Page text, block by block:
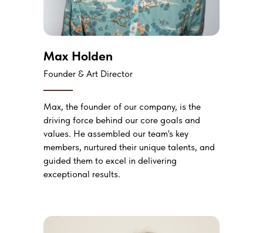
Max Holden
Founder & Art Director
Max, the founder of our company, is the
driving force behind our core goals and
values. He assembled our team's key
members, nurtured their unique talents, and
guided them to excel in delivering
exceptional results.